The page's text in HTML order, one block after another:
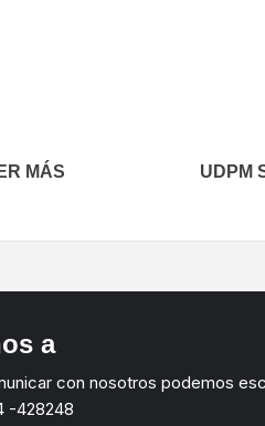
MÁS
UDPM
a
con nosotros podemos
-428248